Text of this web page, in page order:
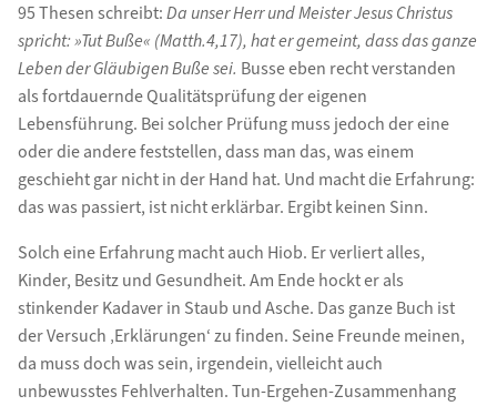
95 Thesen schreibt:Da unser Herr und Meister Jesus Christus
spricht: »Tut Buße« (Matth.4,17), hat er gemeint, dass das ganze
Leben der Gläubigen Buße sei. Busse eben recht verstanden
als fortdauernde Qualitätsprüfung der eigenen
Lebensführung. Bei solcher Prüfung muss jedoch der eine
oder die andere feststellen, dass man das, was einem
geschieht gar nicht in der Hand hat. Und macht die Erfahrung:
das was passiert, ist nicht erklärbar. Ergibt keinen Sinn.
Solch eine Erfahrung macht auch Hiob. Er verliert alles,
Kinder, Besitz und Gesundheit. Am Ende hockt er als
stinkender Kadaver in Staub und Asche. Das ganze Buch ist
der Versuch ‚Erklärungen‘ zu finden. Seine Freunde meinen,
da muss doch was sein, irgendein, vielleicht auch
unbewusstes Fehlverhalten. Tun-Ergehen-Zusammenhang